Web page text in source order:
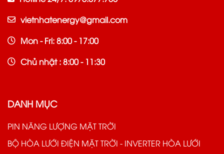
vietnhatenergy@gmail.com
Mon - Fri: 8:00 - 17:00
Chủ nhật : 8:00 - 11:30
DANH MỤC
PIN NĂNG LƯỢNG MẶT TRỜI
BỘ HÒA LƯỚI ĐIỆN MẶT TRỜI - INVERTER HÒA LƯỚI